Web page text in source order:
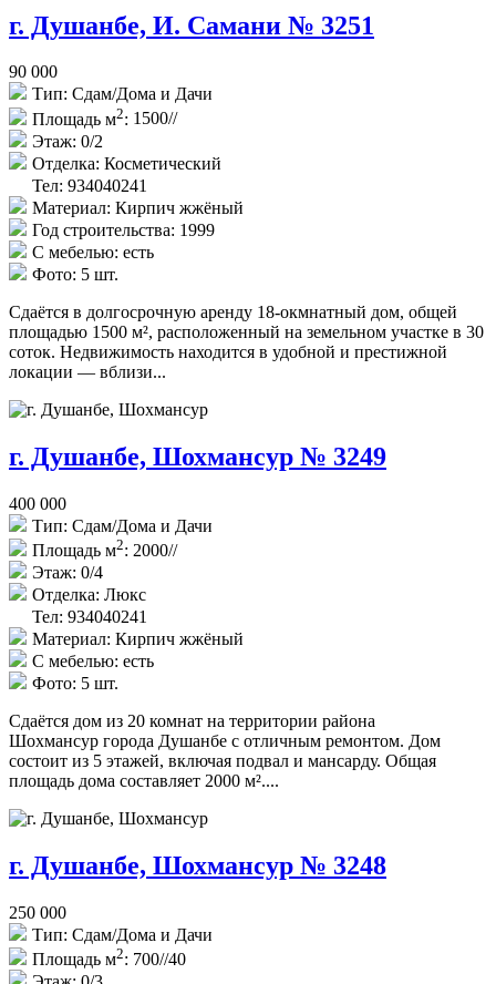
г. Душанбе, И. Самани № 3251
90 000
Тип: Сдам/Дома и Дачи
Площадь м2: 1500//
Этаж: 0/2
Отделка: Косметический
Тел: 934040241
Материал: Кирпич жжёный
Год строительства: 1999
С мебелью: есть
Фото: 5 шт.
Сдаётся в долгосрочную аренду 18-окмнатный дом, общей
площадью 1500 м², расположенный на земельном участке в 30
соток. Недвижимость находится в удобной и престижной
локации — вблизи...
г. Душанбе, Шохмансур № 3249
400 000
Тип: Сдам/Дома и Дачи
Площадь м2: 2000//
Этаж: 0/4
Отделка: Люкс
Тел: 934040241
Материал: Кирпич жжёный
С мебелью: есть
Фото: 5 шт.
Сдаётся дом из 20 комнат на территории района
Шохмансур города Душанбе с отличным ремонтом. Дом
состоит из 5 этажей, включая подвал и мансарду. Общая
площадь дома составляет 2000 м²....
г. Душанбе, Шохмансур № 3248
250 000
Тип: Сдам/Дома и Дачи
Площадь м2: 700//40